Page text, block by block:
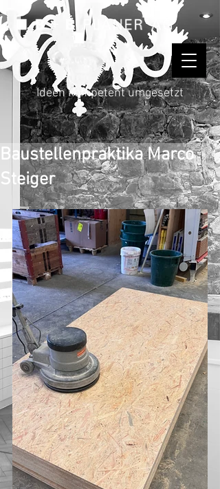
Ideen kompetent umgesetzt
Baustellenpraktika Marco
Steiger